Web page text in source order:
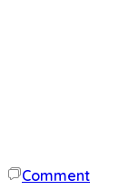
Comment